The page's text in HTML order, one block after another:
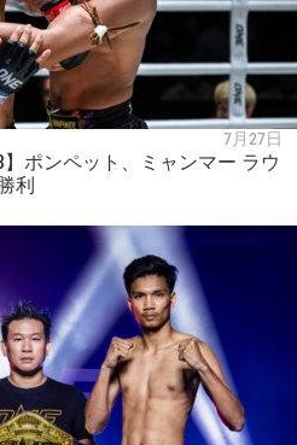
7月27日
】ポンペット、ミャンマー ラウ
利